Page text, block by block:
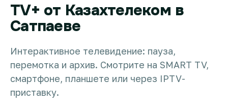
Интернет и ТВ в частном доме
Интернет в офис
TV+ от Казахтелеком в
Сатпаеве
Интерактивное телевидение: пауза,
перемотка и архив. Смотрите на SMART TV,
смартфоне, планшете или через IPTV-
приставку.